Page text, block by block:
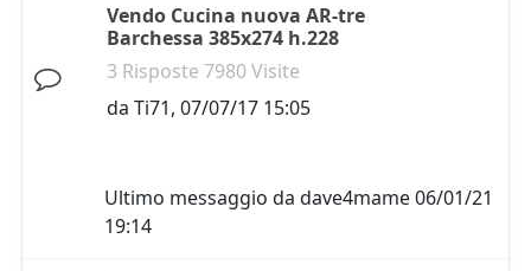
Vendo Cucina nuova AR-tre
Barchessa 385x274 h.228
3 Risposte 7980 Visite
da Ti71, 07/07/17 15:05
Ultimo messaggio da dave4mame06/01/21
19:14